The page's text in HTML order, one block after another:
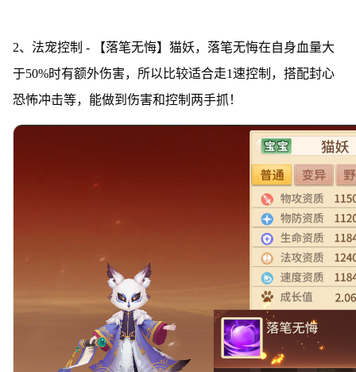
2、法宠控制 - 【落笔无悔】猫妖，落笔无悔在自身血量大
于50%时有额外伤害，所以比较适合走1速控制，搭配封心
恐怖冲击等，能做到伤害和控制两手抓！